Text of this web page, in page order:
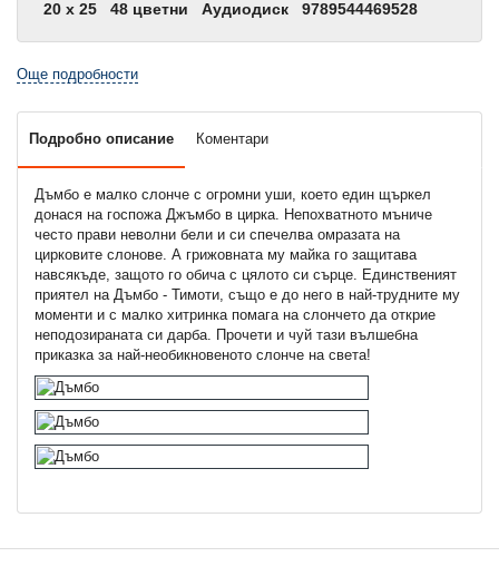
20 x 25
48 цветни
Аудиодиск
9789544469528
Още подробности
Подробно описание Коментари
Дъмбо е малко слонче с огромни уши, което един щъркел
донася на госпожа Джъмбо в цирка. Непохватното мъниче
често прави неволни бели и си спечелва омразата на
цирковите слонове. А грижовната му майка го защитава
навсякъде, защото го обича с цялото си сърце. Единственият
приятел на Дъмбо - Тимоти, също е до него в най-трудните му
моменти и с малко хитринка помага на слончето да открие
неподозираната си дарба. Прочети и чуй тази вълшебна
приказка за най-необикновеното слонче на света!